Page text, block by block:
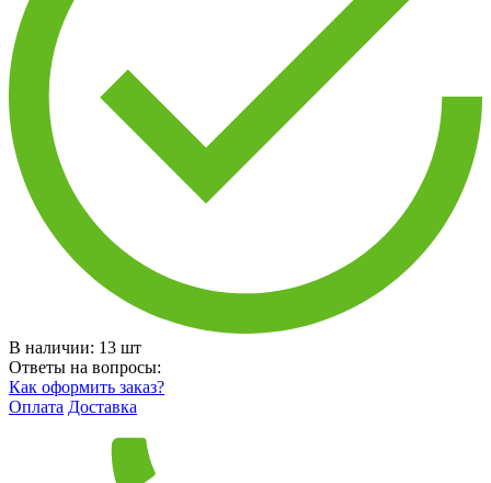
В наличии: 13 шт
Ответы на вопросы:
Как оформить заказ?
Оплата Доставка